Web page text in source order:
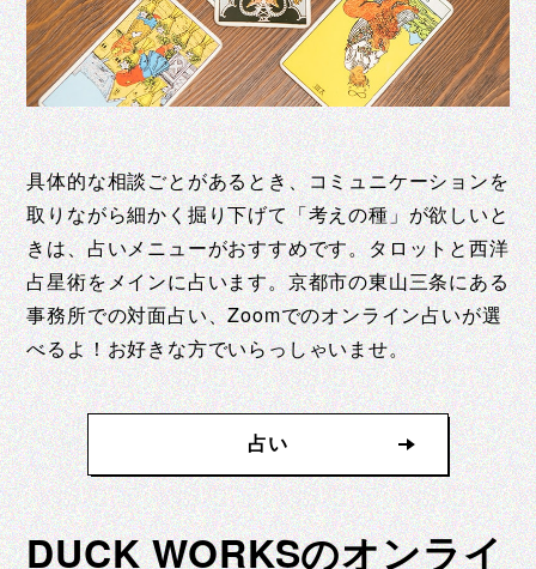
具体的な相談ごとがあるとき、コミュニケーションを
取りながら細かく掘り下げて「考えの種」が欲しいと
きは、占いメニューがおすすめです。タロットと西洋
占星術をメインに占います。京都市の東山三条にある
事務所での対面占い、Zoomでのオンライン占いが選
べるよ！お好きな方でいらっしゃいませ。
占い
DUCK WORKSのオンライ